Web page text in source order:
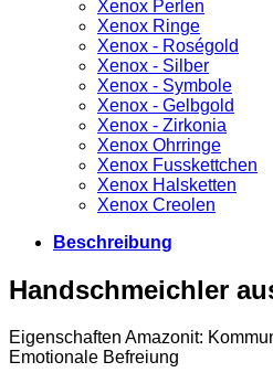
Xenox Perlen
Xenox Ringe
Xenox - Roségold
Xenox - Silber
Xenox - Symbole
Xenox - Gelbgold
Xenox - Zirkonia
Xenox Ohrringe
Xenox Fusskettchen
Xenox Halsketten
Xenox Creolen
Beschreibung
Handschmeichler
Eigenschaften Amazonit:
Emotionale Befreiung